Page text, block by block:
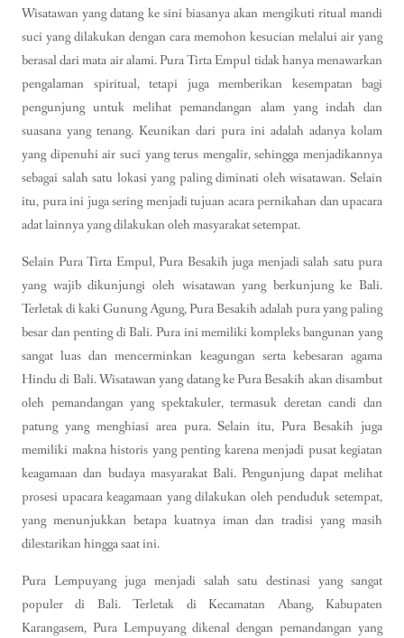
Wisatawan yang datang ke sini biasanya akan mengikuti ritual mandi
suci yang dilakukan dengan cara memohon kesucian melalui air yang
berasal dari mata air alami. Pura Tirta Empul tidak hanya menawarkan
pengalaman spiritual, tetapi juga memberikan kesempatan bagi
pengunjung untuk melihat pemandangan alam yang indah dan
suasana yang tenang. Keunikan dari pura ini adalah adanya kolam
yang dipenuhi air suci yang terus mengalir, sehingga menjadikannya
sebagai salah satu lokasi yang paling diminati oleh wisatawan. Selain
itu, pura ini juga sering menjadi tujuan acara pernikahan dan upacara
adat lainnya yang dilakukan oleh masyarakat setempat.
Selain Pura Tirta Empul, Pura Besakih juga menjadi salah satu pura
yang wajib dikunjungi oleh wisatawan yang berkunjung ke Bali.
Terletak di kaki Gunung Agung, Pura Besakih adalah pura yang paling
besar dan penting di Bali. Pura ini memiliki kompleks bangunan yang
sangat luas dan mencerminkan keagungan serta kebesaran agama
Hindu di Bali. Wisatawan yang datang ke Pura Besakih akan disambut
oleh pemandangan yang spektakuler, termasuk deretan candi dan
patung yang menghiasi area pura. Selain itu, Pura Besakih juga
memiliki makna historis yang penting karena menjadi pusat kegiatan
keagamaan dan budaya masyarakat Bali. Pengunjung dapat melihat
prosesi upacara keagamaan yang dilakukan oleh penduduk setempat,
yang menunjukkan betapa kuatnya iman dan tradisi yang masih
dilestarikan hingga saat ini.
Pura Lempuyang juga menjadi salah satu destinasi yang sangat
populer di Bali. Terletak di Kecamatan Abang, Kabupaten
Karangasem, Pura Lempuyang dikenal dengan pemandangan yang